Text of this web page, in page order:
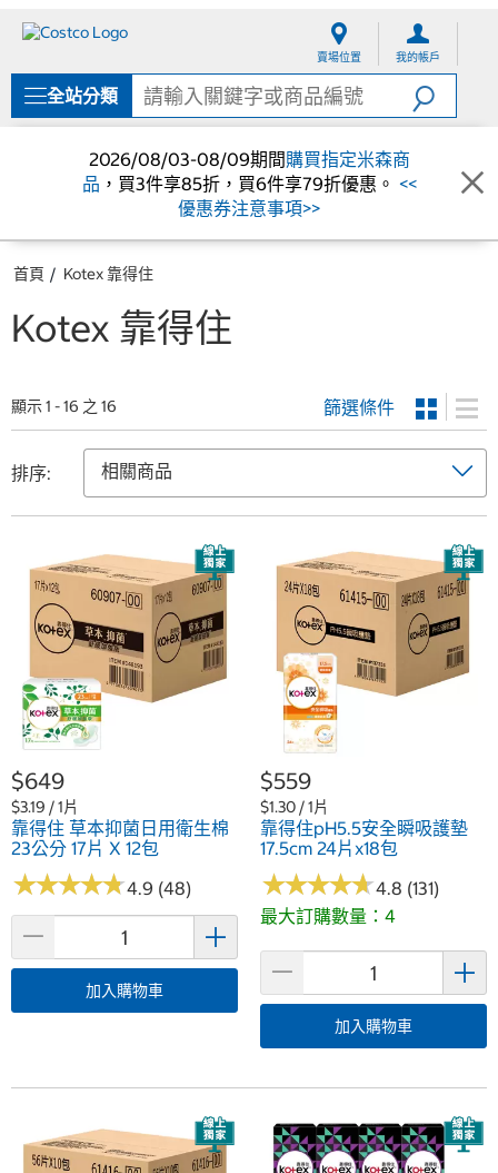
單
賣場位置 我的帳戶
全站分類
2026/08/03-08/09期間購買指定米森商
品 ，買3件享85折，買6件享79折優惠。 <<
優惠券注意事項>>
首頁 Kotex 靠得住
Kotex 靠得住
顯示 1 - 16 之 16 篩選條件
排序:
$649
$3.19 / 1片
靠得住 草本抑菌日用衛生棉
23公分 17片 X 12包
★★★★★
★★★★★4.9 (48)
加入購物車
$559
$1.30 / 1片
靠得住pH5.5安全瞬吸護墊
17.5cm 24片x18包
★★★★★
★★★★★4.8 (131)
最大訂購數量：4
加入購物車